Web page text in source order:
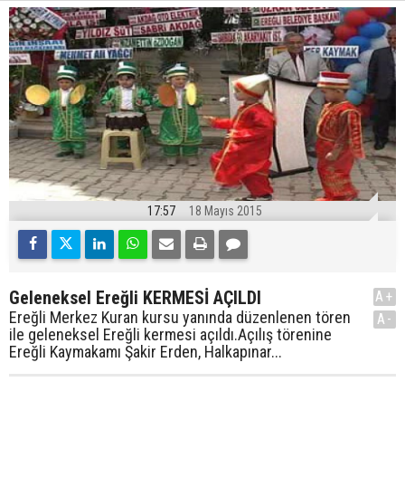
17:57 18 Mayıs 2015
Geleneksel Ereğli KERMESİ AÇILDI
Ereğli Merkez Kuran kursu yanında düzenlenen tören
ile geleneksel Ereğli kermesi açıldı.Açılış törenine
Ereğli Kaymakamı Şakir Erden, Halkapınar...
A+
A-